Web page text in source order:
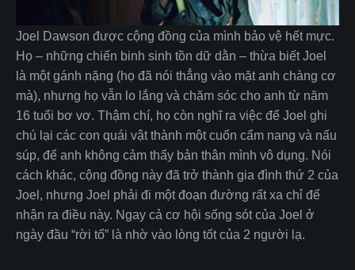
Joel Dawson được cộng đồng của mình bảo vệ hết mực.
Họ – những chiến binh sinh tồn dữ dằn – thừa biết Joel
là một gánh nặng (họ đã nói thẳng vào mặt anh chàng cơ
mà), nhưng họ vẫn lo lắng và chăm sóc cho anh từ năm
16 tuổi bơ vơ. Thậm chí, họ còn nghĩ ra việc để Joel ghi
chú lại các con quái vật thành một cuốn cẩm nang và nấu
súp, để anh không cảm thấy bản thân mình vô dụng. Nói
cách khác, cộng đồng này đã trở thành gia đình thứ 2 của
Joel, nhưng Joel phải đi một đoạn đường rất xa chỉ để
nhận ra điều này. Ngay cả cơ hội sống sót của Joel ở
ngày đầu “rời tổ” là nhờ vào lòng tốt của 2 người lạ.